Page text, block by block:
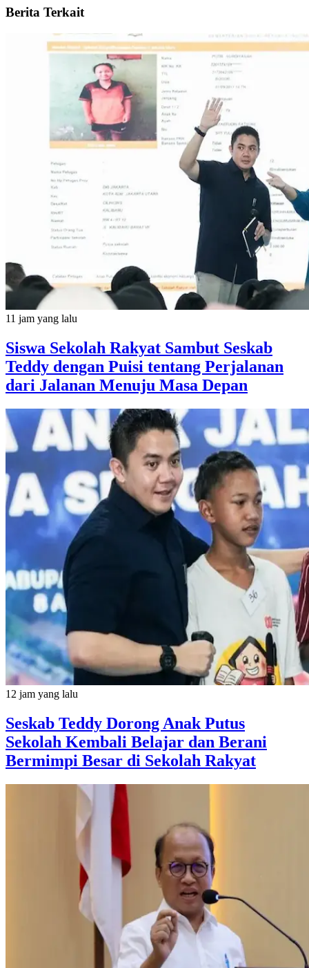
Berita Terkait
11 jam yang lalu
Siswa Sekolah Rakyat Sambut Seskab
Teddy dengan Puisi tentang Perjalanan
dari Jalanan Menuju Masa Depan
12 jam yang lalu
Seskab Teddy Dorong Anak Putus
Sekolah Kembali Belajar dan Berani
Bermimpi Besar di Sekolah Rakyat